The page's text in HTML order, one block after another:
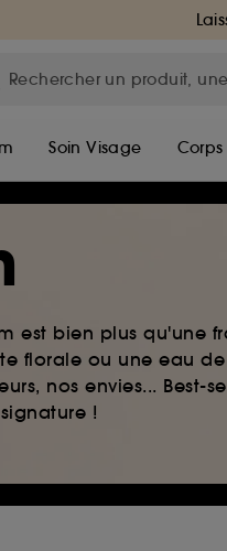
Soin Visage Corps
est bien plus qu'une
florale ou une eau
nos envies... Best-
!